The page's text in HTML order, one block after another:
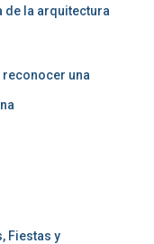
de la arquitectura
reconocer una
Fiestas y